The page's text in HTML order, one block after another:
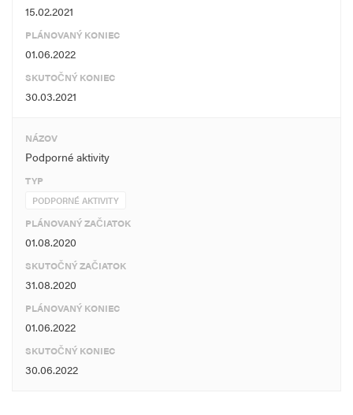
15.02.2021
PLÁNOVANÝ KONIEC
01.06.2022
SKUTOČNÝ KONIEC
30.03.2021
NÁZOV
Podporné aktivity
TYP
PODPORNÉ AKTIVITY
PLÁNOVANÝ ZAČIATOK
01.08.2020
SKUTOČNÝ ZAČIATOK
31.08.2020
PLÁNOVANÝ KONIEC
01.06.2022
SKUTOČNÝ KONIEC
30.06.2022